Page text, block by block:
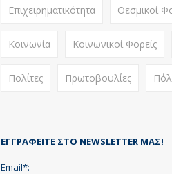
Επιχειρηματικότητα Θεσμικοί
Κοινωνία Κοινωνικοί Φορείς
Πολίτες Πρωτοβουλίες
ΕΓΓΡΑΦΕΊΤΕ ΣΤΟ NEWSLETTER ΜΑΣ!
Email*: